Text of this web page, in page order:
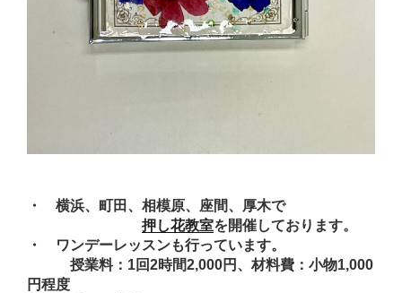
・ 横浜、町田、相模原、座間、厚木で
押し花教室を開催しております。
・ ワンデーレッスンも行っています。
授業料：1回2時間2,000円、材料費：小物1,000
円程度